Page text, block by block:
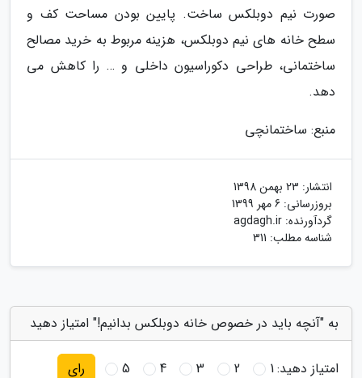
صورت نیم دوبلکس ساخت. پایین بودن مساحت کف و
سطح خانه های نیم دوبلکس، هزینه مربوط به خرید مصالح
ساختمانی، طراحی دکوراسیون داخلی و … را کاهش می
دهد.
منبع: ساختمانچی
انتشار: 23 بهمن 1398
بروزرسانی: 6 مهر 1399
گردآورنده: agdagh.ir
شناسه مطلب: 311
به "آنچه باید در خصوص خانه دوبلکس بدانیم!" امتیاز دهید
امتیاز دهید:1
2
3
4
5 رای